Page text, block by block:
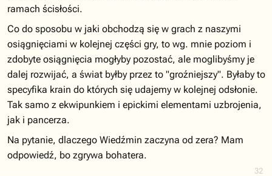
32
ramach ścisłości.
Co do sposobu w jaki obchodzą się w grach z naszymi
osiągnięciami w kolejnej części gry, to wg. mnie poziom i
zdobyte osiągnięcia mogłyby pozostać, ale moglibyśmy je
dalej rozwijać, a świat byłby przez to "groźniejszy". Byłaby to
specyfika krain do których się udajemy w kolejnej odsłonie.
Tak samo z ekwipunkiem i epickimi elementami uzbrojenia,
jak i pancerza.
Na pytanie, dlaczego Wiedźmin zaczyna od zera? Mam
odpowiedź, bo zgrywa bohatera.